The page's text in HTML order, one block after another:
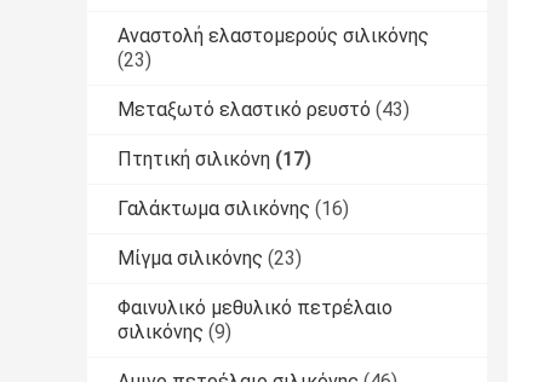
Αναστολή ελαστομερούς σιλικόνης
(23)
Μεταξωτό ελαστικό ρευστό (43)
Πτητική σιλικόνη (17)
Γαλάκτωμα σιλικόνης (16)
Μίγμα σιλικόνης (23)
Φαινυλικό μεθυλικό πετρέλαιο
σιλικόνης (9)